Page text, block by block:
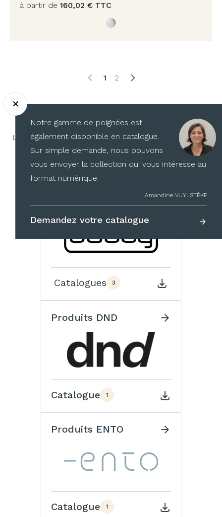
à partir de 160,02 € TTC
1 2
Nos partenaires
La qualité de leurs produits n’est plus à prouver, leurs
gammes nous accompagnent depuis des années,
découvrez nos fournisseurs :
Produits DAUBY
Catalogues 3
Produits DND
Catalogue 1
Produits ENTO
Catalogue 1
Notre gamme de poignées est
également disponible en catalogue.
Sur simple demande, nous pouvons
vous envoyer la collection qui vous intéresse au
format numérique.
Amandine VUYLSTÈKE
Demandez votre catalogue